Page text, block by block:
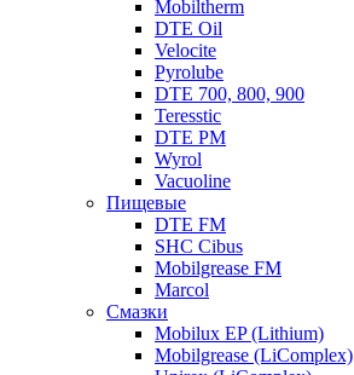
Mobiltherm
DTE Oil
Velocite
Pyrolube
DTE 700, 800, 900
Teresstic
DTE PM
Wyrol
Vacuoline
Пищевые
DTE FM
SHC Cibus
Mobilgrease FM
Marcol
Смазки
Mobilux EP (Lithium)
Mobilgrease (LiComplex)